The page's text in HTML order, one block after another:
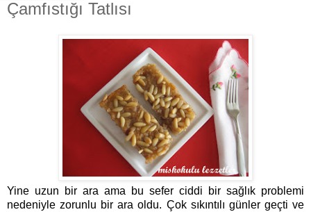
Çamfıstığı Tatlısı
Yine uzun bir ara ama bu sefer ciddi bir sağlık problemi
nedeniyle zorunlu bir ara oldu. Çok sıkıntılı günler geçti ve